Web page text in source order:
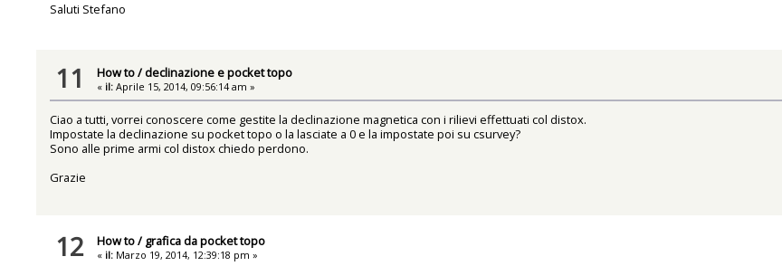
Saluti Stefano
11 How to/ declinazione e pocket topo
« il: Aprile 15, 2014, 09:56:14 am »
Ciao a tutti, vorrei conoscere come gestite la declinazione magnetica con i rilievi effettuati col distox.
Impostate la declinazione su pocket topo o la lasciate a 0 e la impostate poi su csurvey?
Sono alle prime armi col distox chiedo perdono.
Grazie
12 How to/ grafica da pocket topo
« il: Marzo 19, 2014, 12:39:18 pm »